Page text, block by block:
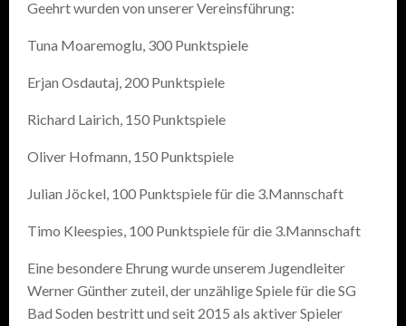
Geehrt wurden von unserer Vereinsführung:
Tuna Moaremoglu, 300 Punktspiele
Erjan Osdautaj, 200 Punktspiele
Richard Lairich, 150 Punktspiele
Oliver Hofmann, 150 Punktspiele
Julian Jöckel, 100 Punktspiele für die 3.Mannschaft
Timo Kleespies, 100 Punktspiele für die 3.Mannschaft
Eine besondere Ehrung wurde unserem Jugendleiter
Werner Günther zuteil, der unzählige Spiele für die SG
Bad Soden bestritt und seit 2015 als aktiver Spieler